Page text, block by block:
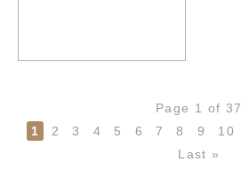
Page 1 of 37
1
2 3 4 5 6 7 8 9 10
Last »